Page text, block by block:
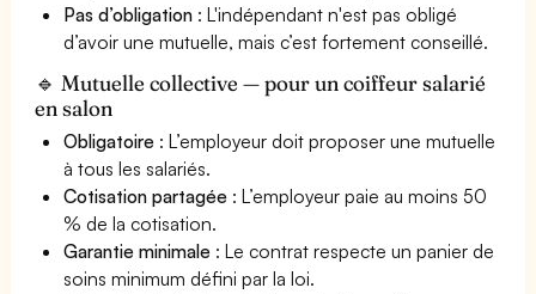
Pas d’obligation : L'indépendant n'est pas obligé
d’avoir une mutuelle, mais c’est fortement conseillé.
🔹 Mutuelle collective — pour un coiffeur salarié
en salon
Obligatoire : L’employeur doit proposer une mutuelle
à tous les salariés.
Cotisation partagée : L’employeur paie au moins 50
% de la cotisation.
Garantie minimale : Le contrat respecte un panier de
soins minimum défini par la loi.